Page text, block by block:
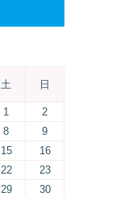
土 日
1
2
8
9
15
16
22
23
29
30